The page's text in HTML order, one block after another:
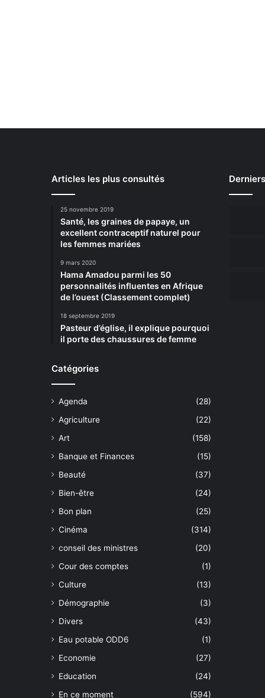
Articles les plus consultés
25 novembre 2019
Santé, les graines de papaye, un
excellent contraceptif naturel pour
les femmes mariées
9 mars 2020
Hama Amadou parmi les 50
personnalités influentes en Afrique
de l’ouest (Classement complet)
18 septembre 2019
Pasteur d’église, il explique pourquoi
il porte des chaussures de femme
Catégories
Agenda
(28)
Agriculture
(22)
Art
(158)
Banque et Finances
(15)
Beauté
(37)
Bien-être
(24)
Bon plan
(25)
Cinéma
(314)
conseil des ministres
(20)
Cour des comptes
(1)
Culture
(13)
Démographie
(3)
Divers
(43)
Eau potable ODD6
(1)
Economie
(27)
Education
(24)
En ce moment
(594)